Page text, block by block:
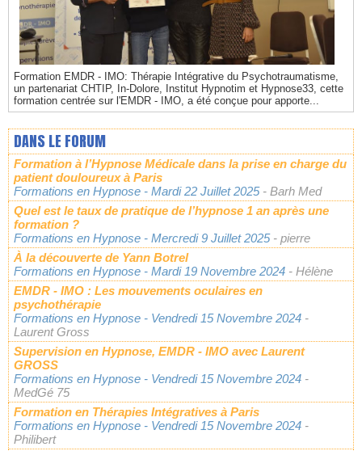
Formation EMDR - IMO: Thérapie Intégrative du Psychotraumatisme,
un partenariat CHTIP, In-Dolore, Institut Hypnotim et Hypnose33, cette
formation centrée sur l'EMDR - IMO, a été conçue pour apporte...
DANS LE FORUM
Formation à l’Hypnose Médicale dans la prise en charge du
patient douloureux à Paris
Formations en Hypnose - Mardi 22 Juillet 2025 - Barh Med
Quel est le taux de pratique de l’hypnose 1 an après une
formation ?
Formations en Hypnose - Mercredi 9 Juillet 2025 - pierre
À la découverte de Yann Botrel
Formations en Hypnose - Mardi 19 Novembre 2024 - Hélène
EMDR - IMO : Les mouvements oculaires en
psychothérapie
Formations en Hypnose - Vendredi 15 Novembre 2024 -
Laurent Gross
Supervision en Hypnose, EMDR - IMO avec Laurent
GROSS
Formations en Hypnose - Vendredi 15 Novembre 2024 -
MedGé 75
Formation en Thérapies Intégratives à Paris
Formations en Hypnose - Vendredi 15 Novembre 2024 -
Philibert